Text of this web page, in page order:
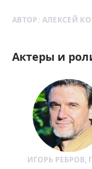
АВТОР: АЛЕКСЕЙ
Актеры и
ИГОРЬ РЕБРОВ,